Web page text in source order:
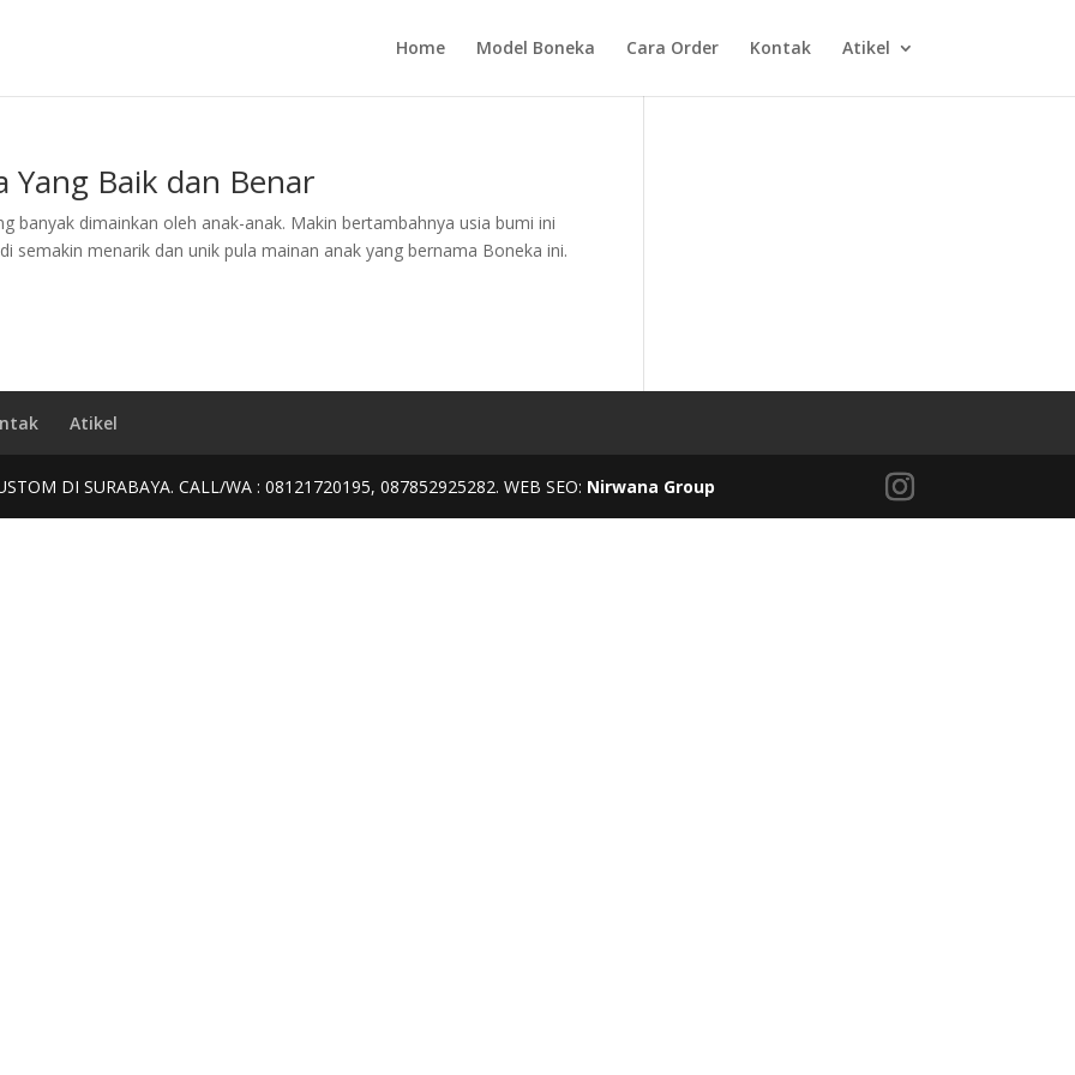
Home Model Boneka Cara Order Kontak Atikel
Yang Baik dan Benar
banyak dimainkan oleh anak-anak. Makin bertambahnya usia bumi ini
semakin menarik dan unik pula mainan anak yang bernama Boneka ini.
Atikel
DI SURABAYA. CALL/WA : 08121720195, 087852925282. WEB SEO: Nirwana Group